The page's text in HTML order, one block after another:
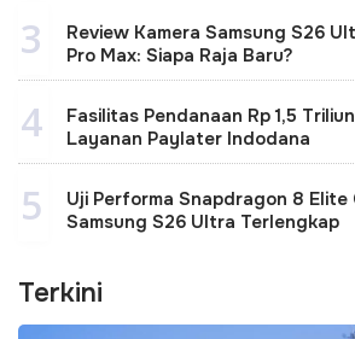
3
Review Kamera Samsung S26
Pro Max: Siapa Raja Baru?
4
Fasilitas Pendanaan Rp 1,5
Layanan Paylater Indodana
5
Uji Performa Snapdragon 8 Elite
Samsung S26 Ultra Terlengkap
Terkini